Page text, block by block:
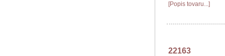
[Popis tovaru...]
22163